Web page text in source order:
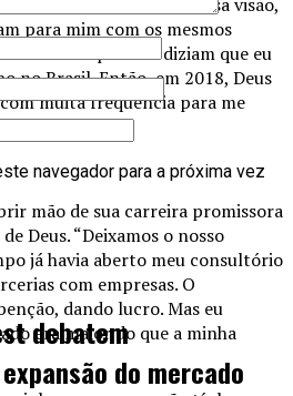
para mim com os mesmos
Essas pessoas diziam que eu
no Brasil. Então, em 2018, Deus
muita frequência para me
mão de sua carreira promissora
Deus. “Deixamos o nosso
já havia aberto meu consultório
com empresas. O
dando lucro. Mas eu
era maior do que a minha
navegador para a próxima vez
debatem
do mercado